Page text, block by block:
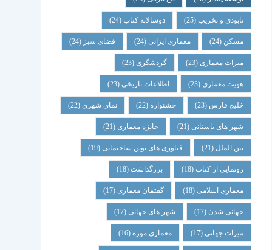
نابودی و تخریب(25) دوسالانه کتاب(24)
مسکن (24) معماری ایرانی(24) فضای سبز (24)
میراث معماری(23) گردشگری(23)
هویت معماری(23) اطلاعات تاریخی(23)
خلیج فارس (23) جشنواره (22) نمای شهری(22)
شهر های باستانی(21) جایزه معماری(21)
بین الملل (21) فناوری های نوین ساختمانی(19)
رونمایی از کتاب(18) بزرگداشت(18)
معماری اسلامی(18) گفتمان معماری(17)
جهانی شدن (17) شهر های جهانی(17)
میراث جهانی(17) معماری موزه (16)